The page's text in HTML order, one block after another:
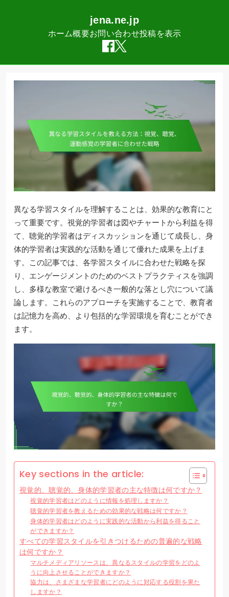
jena.ne.jp
ホーム概要お問い合わせ投稿を表示
異なる学習スタイルを理解することは、効果的な教育にと
って重要です。視覚的学習者は図やチャートから利益を得
て、聴覚的学習者はディスカッションを通じて成長し、身
体的学習者は実践的な活動を通じて優れた成果を上げま
す。この記事では、各学習スタイルに合わせた戦略を探
り、エンゲージメントのためのベストプラクティスを強調
し、多様な教室で避けるべき一般的な落とし穴について議
論します。これらのアプローチを実施することで、教育者
は記憶力を高め、より包括的な学習環境を育むことができ
ます。
Key sections in the article:
視覚的、聴覚的、身体的学習者の主な特徴は何ですか？
視覚的学習者はどのように情報を処理しますか？
聴覚的学習者を教えるための効果的な戦略は何ですか？
身体的学習者はどのように実践的な活動から利益を得ること
ができますか？
すべての学習スタイルを引きつけるための普遍的な戦略
は何ですか？
マルチメディアリソースは、異なるスタイルの学習をどのよ
うに向上させることができますか？
協力は、さまざまな学習者にどのように対応する役割を果た
しますか？